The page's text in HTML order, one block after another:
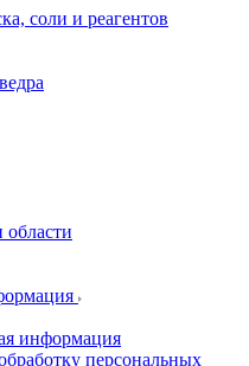
соли и реагентов
информация
персональных